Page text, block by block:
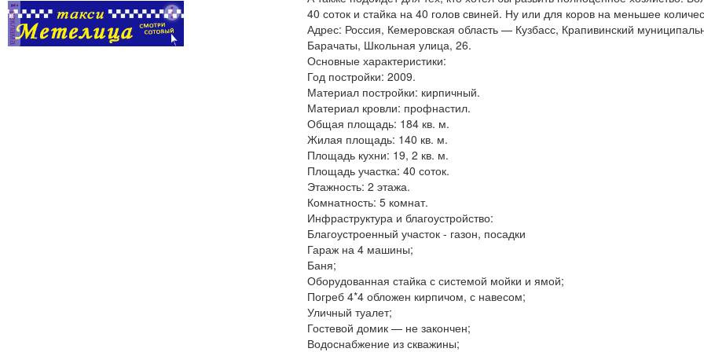
реклама
40 соток и стайка на 40 голов свиней. Ну или для коров на меньшее
Адрес: Россия, Кемеровская область — Кузбасс, Крапивинский
Барачаты, Школьная улица, 26.
Основные характеристики:
Год постройки: 2009.
Материал постройки: кирпичный.
Материал кровли: профнастил.
Общая площадь: 184 кв. м.
Жилая площадь: 140 кв. м.
Площадь кухни: 19, 2 кв. м.
Площадь участка: 40 соток.
Этажность: 2 этажа.
Комнатность: 5 комнат.
Инфраструктура и благоустройство:
Благоустроенный участок - газон, посадки
Гараж на 4 машины;
Баня;
Оборудованная стайка с системой мойки и ямой;
Погреб 4*4 обложен кирпичом, с навесом;
Уличный туалет;
Гостевой домик — не закончен;
Водоснабжение из скважины;